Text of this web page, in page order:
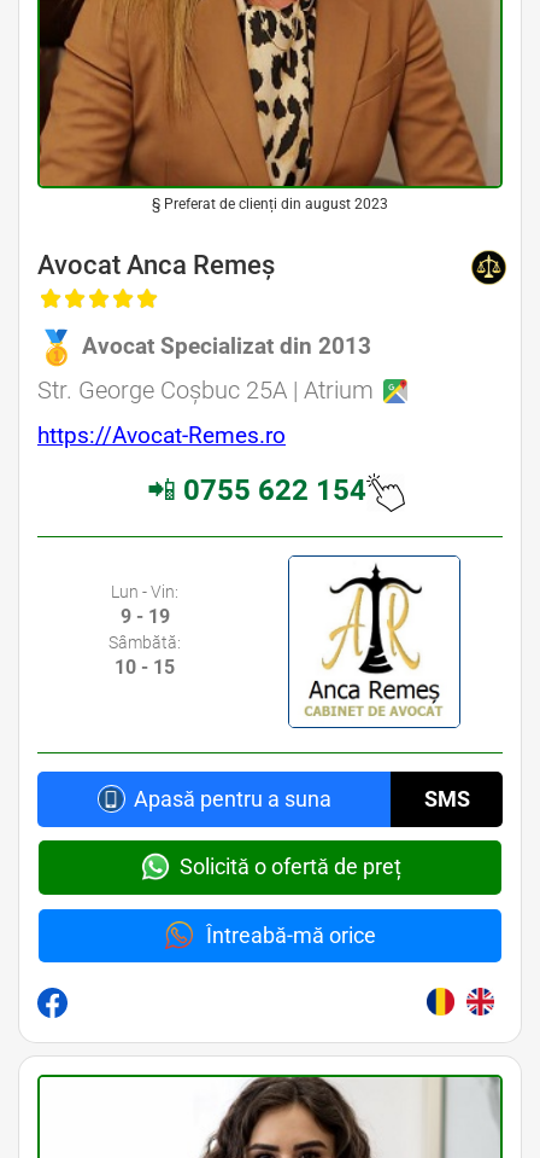
§ Preferat de clienți din august 2023
Avocat Anca Remeș
Avocat Specializat din 2013
Str. George Coșbuc 25A | Atrium
https://Avocat-Remes.ro
📲 0755 622 154
Lun - Vin:
9 - 19
Sâmbătă:
10 - 15
Apasă pentru a suna SMS
Solicită o ofertă de preț
Întreabă-mă orice